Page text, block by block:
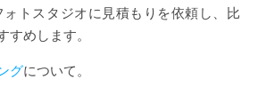
ォトスタジオに見積もりを依頼し、比
めします。
グについて。